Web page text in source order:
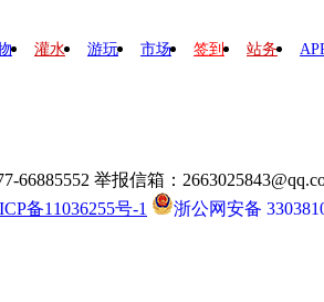
灌水 游玩 市场 签到 站务
66885552 举报信箱：
备11036255号-1 浙公网安备